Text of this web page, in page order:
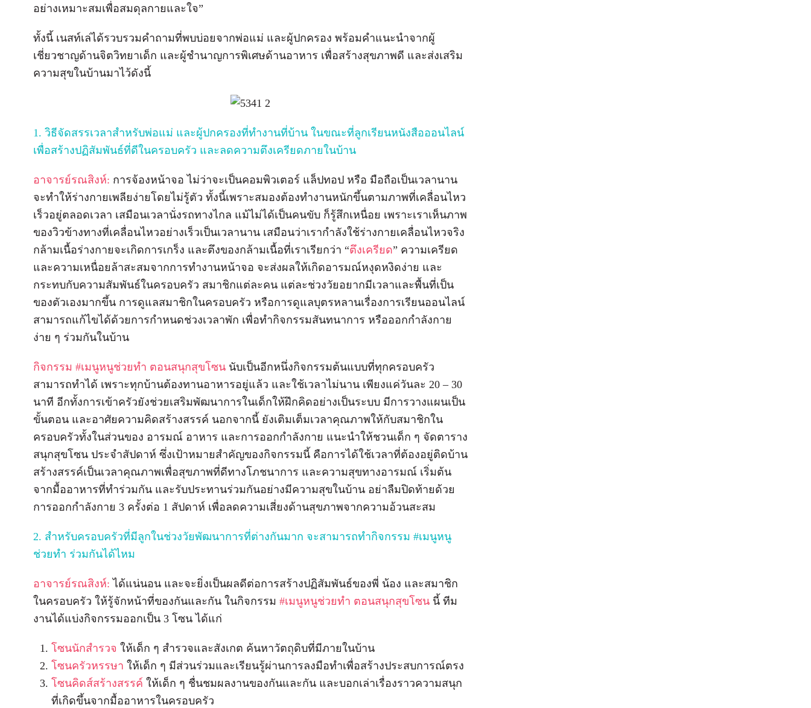
อย่างเหมาะสมเพื่อสมดุลกายและใจ”
ทั้งนี้ เนสท์เล่ได้รวบรวมคำถามที่พบบ่อยจากพ่อแม่ และผู้ปกครอง พร้อมคำแนะนำจากผู้
เชี่ยวชาญด้านจิตวิทยาเด็ก และผู้ชำนาญการพิเศษด้านอาหาร เพื่อสร้างสุขภาพดี และส่งเสริม
ความสุขในบ้านมาไว้ดังนี้
1. วิธีจัดสรรเวลาสำหรับพ่อแม่ และผู้ปกครองที่ทำงานที่บ้าน ในขณะที่ลูกเรียนหนังสือออนไลน์
เพื่อสร้างปฏิสัมพันธ์ที่ดีในครอบครัว และลดความตึงเครียดภายในบ้าน
อาจารย์รณสิงห์: การจ้องหน้าจอ ไม่ว่าจะเป็นคอมพิวเตอร์ แล็ปทอป หรือ มือถือเป็นเวลานาน
จะทำให้ร่างกายเพลียง่ายโดยไม่รู้ตัว ทั้งนี้เพราะสมองต้องทำงานหนักขึ้นตามภาพที่เคลื่อนไหว
เร็วอยู่ตลอดเวลา เสมือนเวลานั่งรถทางไกล แม้ไม่ได้เป็นคนขับ ก็รู้สึกเหนื่อย เพราะเราเห็นภาพ
ของวิวข้างทางที่เคลื่อนไหวอย่างเร็วเป็นเวลานาน เสมือนว่าเรากำลังใช้ร่างกายเคลื่อนไหวจริง
กล้ามเนื้อร่างกายจะเกิดการเกร็ง และตึงของกล้ามเนื้อที่เราเรียกว่า “ตึงเครียด” ความเครียด
และความเหนื่อยล้าสะสมจากการทำงานหน้าจอ จะส่งผลให้เกิดอารมณ์หงุดหงิดง่าย และ
กระทบกับความสัมพันธ์ในครอบครัว สมาชิกแต่ละคน แต่ละช่วงวัยอยากมีเวลาและพื้นที่เป็น
ของตัวเองมากขึ้น การดูแลสมาชิกในครอบครัว หรือการดูแลบุตรหลานเรื่องการเรียนออนไลน์
สามารถแก้ไขได้ด้วยการกำหนดช่วงเวลาพัก เพื่อทำกิจกรรมสันทนาการ หรือออกกำลังกาย
ง่าย ๆ ร่วมกันในบ้าน
กิจกรรม #เมนูหนูช่วยทำ ตอนสนุกสุขโซน นับเป็นอีกหนึ่งกิจกรรมต้นแบบที่ทุกครอบครัว
สามารถทำได้ เพราะทุกบ้านต้องทานอาหารอยู่แล้ว และใช้เวลาไม่นาน เพียงแค่วันละ 20 – 30
นาที อีกทั้งการเข้าครัวยังช่วยเสริมพัฒนาการในเด็กให้ฝึกคิดอย่างเป็นระบบ มีการวางแผนเป็น
ขั้นตอน และอาศัยความคิดสร้างสรรค์ นอกจากนี้ ยังเติมเต็มเวลาคุณภาพให้กับสมาชิกใน
ครอบครัวทั้งในส่วนของ อารมณ์ อาหาร และการออกกำลังกาย แนะนำให้ชวนเด็ก ๆ จัดตาราง
สนุกสุขโซน ประจำสัปดาห์ ซึ่งเป้าหมายสำคัญของกิจกรรมนี้ คือการได้ใช้เวลาที่ต้องอยู่ติดบ้าน
สร้างสรรค์เป็นเวลาคุณภาพเพื่อสุขภาพที่ดีทางโภชนาการ และความสุขทางอารมณ์ เริ่มต้น
จากมื้ออาหารที่ทำร่วมกัน และรับประทานร่วมกันอย่างมีความสุขในบ้าน อย่าลืมปิดท้ายด้วย
การออกกำลังกาย 3 ครั้งต่อ 1 สัปดาห์ เพื่อลดความเสี่ยงด้านสุขภาพจากความอ้วนสะสม
2. สำหรับครอบครัวที่มีลูกในช่วงวัยพัฒนาการที่ต่างกันมาก จะสามารถทำกิจกรรม #เมนูหนู
ช่วยทำ ร่วมกันได้ไหม
อาจารย์รณสิงห์: ได้แน่นอน และจะยิ่งเป็นผลดีต่อการสร้างปฏิสัมพันธ์ของพี่ น้อง และสมาชิก
ในครอบครัว ให้รู้จักหน้าที่ของกันและกัน ในกิจกรรม #เมนูหนูช่วยทำ ตอนสนุกสุขโซน นี้ ทีม
งานได้แบ่งกิจกรรมออกเป็น 3 โซน ได้แก่
โซนนักสำรวจ ให้เด็ก ๆ สำรวจและสังเกต ค้นหาวัตถุดิบที่มีภายในบ้าน
โซนครัวหรรษา ให้เด็ก ๆ มีส่วนร่วมและเรียนรู้ผ่านการลงมือทำเพื่อสร้างประสบการณ์ตรง
โซนคิดส์สร้างสรรค์ ให้เด็ก ๆ ชื่นชมผลงานของกันและกัน และบอกเล่าเรื่องราวความสนุก
ที่เกิดขึ้นจากมื้ออาหารในครอบครัว